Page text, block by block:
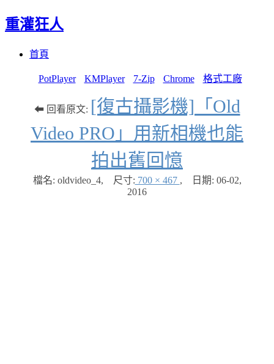
重灌狂人
首頁
PotPlayer KMPlayer 7-Zip Chrome 格式工廠
⬅ 回看原文: [復古攝影機]「Old
Video PRO」用新相機也能
拍出舊回憶
檔名: oldvideo_4, 尺寸: 700 × 467 , 日期: 06-02,
2016